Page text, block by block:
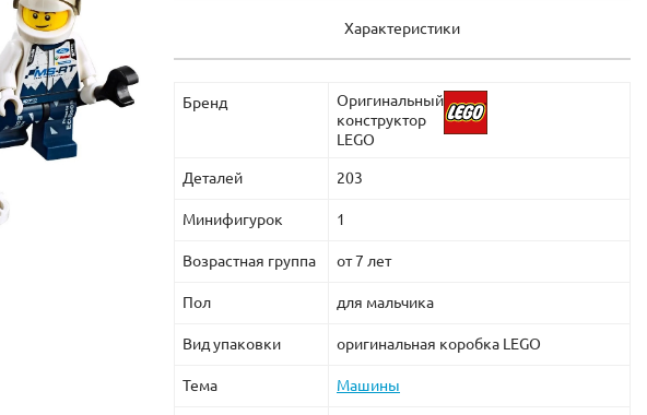
Характеристики
Бренд
Оригинальный
конструктор
LEGO
Деталей 203
Минифигурок 1
Возрастная группа от 7 лет
Пол для мальчика
Вид упаковки оригинальная коробка LEGO
Тема Машины